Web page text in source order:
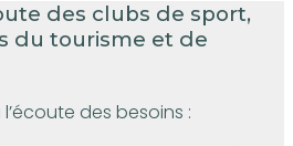
des clubs de sport,
du tourisme et de
des besoins :